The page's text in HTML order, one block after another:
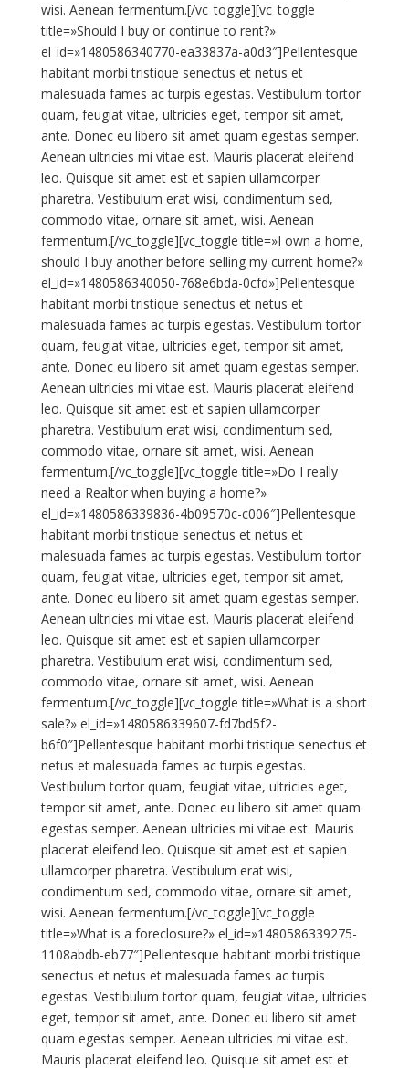
wisi. Aenean fermentum.[/vc_toggle][vc_toggle
title=»Should I buy or continue to rent?»
el_id=»1480586340770-ea33837a-a0d3″]Pellentesque
habitant morbi tristique senectus et netus et
malesuada fames ac turpis egestas. Vestibulum tortor
quam, feugiat vitae, ultricies eget, tempor sit amet,
ante. Donec eu libero sit amet quam egestas semper.
Aenean ultricies mi vitae est. Mauris placerat eleifend
leo. Quisque sit amet est et sapien ullamcorper
pharetra. Vestibulum erat wisi, condimentum sed,
commodo vitae, ornare sit amet, wisi. Aenean
fermentum.[/vc_toggle][vc_toggle title=»I own a home,
should I buy another before selling my current home?»
el_id=»1480586340050-768e6bda-0cfd»]Pellentesque
habitant morbi tristique senectus et netus et
malesuada fames ac turpis egestas. Vestibulum tortor
quam, feugiat vitae, ultricies eget, tempor sit amet,
ante. Donec eu libero sit amet quam egestas semper.
Aenean ultricies mi vitae est. Mauris placerat eleifend
leo. Quisque sit amet est et sapien ullamcorper
pharetra. Vestibulum erat wisi, condimentum sed,
commodo vitae, ornare sit amet, wisi. Aenean
fermentum.[/vc_toggle][vc_toggle title=»Do I really
need a Realtor when buying a home?»
el_id=»1480586339836-4b09570c-c006″]Pellentesque
habitant morbi tristique senectus et netus et
malesuada fames ac turpis egestas. Vestibulum tortor
quam, feugiat vitae, ultricies eget, tempor sit amet,
ante. Donec eu libero sit amet quam egestas semper.
Aenean ultricies mi vitae est. Mauris placerat eleifend
leo. Quisque sit amet est et sapien ullamcorper
pharetra. Vestibulum erat wisi, condimentum sed,
commodo vitae, ornare sit amet, wisi. Aenean
fermentum.[/vc_toggle][vc_toggle title=»What is a short
sale?» el_id=»1480586339607-fd7bd5f2-
b6f0″]Pellentesque habitant morbi tristique senectus et
netus et malesuada fames ac turpis egestas.
Vestibulum tortor quam, feugiat vitae, ultricies eget,
tempor sit amet, ante. Donec eu libero sit amet quam
egestas semper. Aenean ultricies mi vitae est. Mauris
placerat eleifend leo. Quisque sit amet est et sapien
ullamcorper pharetra. Vestibulum erat wisi,
condimentum sed, commodo vitae, ornare sit amet,
wisi. Aenean fermentum.[/vc_toggle][vc_toggle
title=»What is a foreclosure?» el_id=»1480586339275-
1108abdb-eb77″]Pellentesque habitant morbi tristique
senectus et netus et malesuada fames ac turpis
egestas. Vestibulum tortor quam, feugiat vitae, ultricies
eget, tempor sit amet, ante. Donec eu libero sit amet
quam egestas semper. Aenean ultricies mi vitae est.
Mauris placerat eleifend leo. Quisque sit amet est et